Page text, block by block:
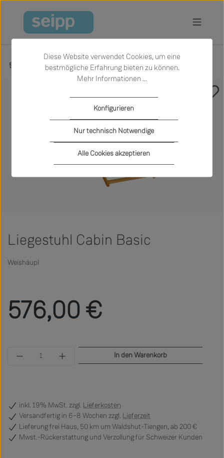
Zum Hauptinhalt springen
Produkte Garten Sonnenliegen
Liegestuhl Cabin Basic
Weishäupl
576,00 €
Produkt Anzahl: Gib den gewünschten Wert
In den Warenkorb
inkl. 19% MwSt. zzgl. Lieferkosten
Versandfertig in 6–8 Wochen zzgl. Lieferzeit
Lieferung frei Haus, 50 km um Waldshut-Tiengen, ab 200 €
Mwst.-Rückerstattung und Verzollung für Schweizer Kunden
Diese Website verwendet Cookies, um eine
bestmögliche Erfahrung bieten zu können.
Mehr Informationen ...
Nur technisch Notwendige
Konfigurieren
Alle Cookies akzeptieren